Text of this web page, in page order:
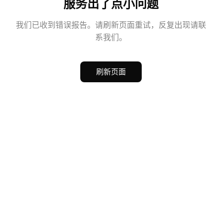
服务出了点小问题
我们已收到错误报告。请刷新页面重试，反复出现请联
系我们。
刷新页面